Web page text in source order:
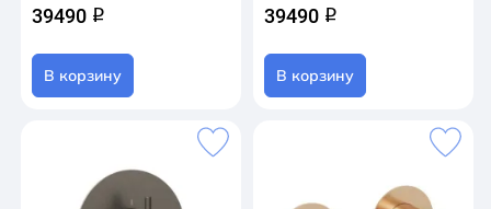
39490 q
В корзину
39490 q
В корзину